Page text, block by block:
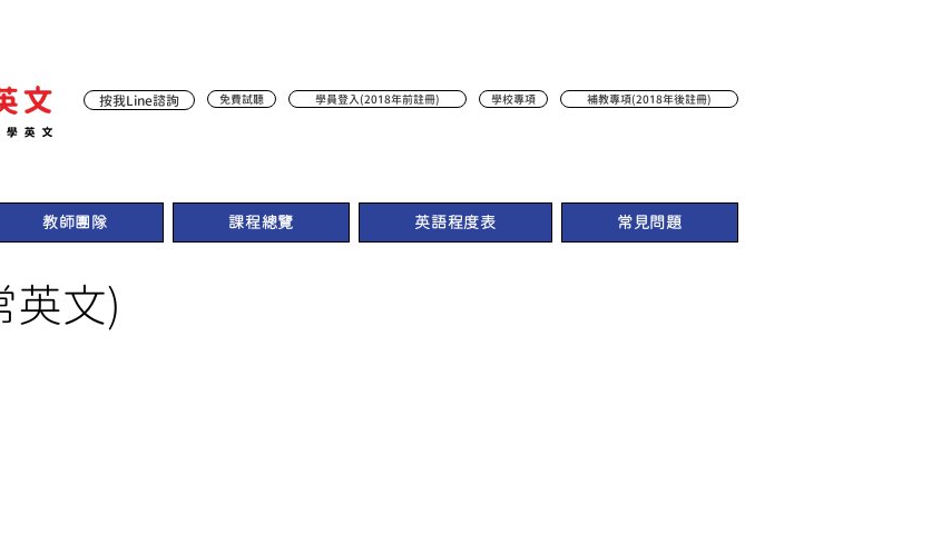
按我Line諮詢 免費試聽 學員登入(2018年前註冊) 學校專項 補教專項(2018年後註冊)
教師團隊 課程總覽 英語程度表 常見問題
英文)